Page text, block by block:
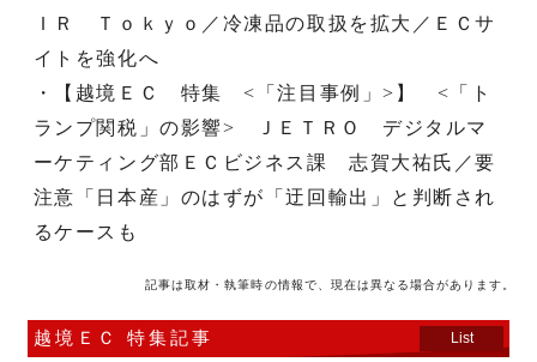
ＩＲ Ｔｏｋｙｏ／冷凍品の取扱を拡大／ＥＣサ
イトを強化へ
・【越境ＥＣ 特集 <「注目事例」>】 <「ト
ランプ関税」の影響> ＪＥＴＲＯ デジタルマ
ーケティング部ＥＣビジネス課 志賀大祐氏／要
注意「日本産」のはずが「迂回輸出」と判断され
るケースも
記事は取材・執筆時の情報で、現在は異なる場合があります。
越境ＥＣ 特集記事 List